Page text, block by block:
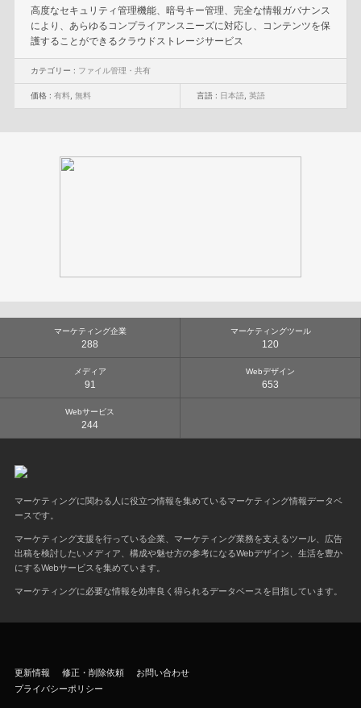
高度なセキュリティ管理機能、暗号キー管理、完全な情報ガバナンス
により、あらゆるコンプライアンスニーズに対応し、コンテンツを保
護することができるクラウドストレージサービス
カテゴリー : ファイル管理・共有
価格 : 有料, 無料 言語 : 日本語 英語
マーケティング企業
288
マーケティングツール
120
メディア
91
Webデザイン
653
Webサービス
244
マーケティングに関わる人に役立つ情報を集めているマーケティング情報データベ
ースです。
マーケティング支援を行っている企業、マーケティング業務を支えるツール、広告
出稿を検討したいメディア、構成や魅せ方の参考になるWebデザイン、生活を豊か
にするWebサービスを集めています。
マーケティングに必要な情報を効率良く得られるデータベースを目指しています。
更新情報 修正・削除依頼
お問い合わせ
プライバシーポリシー